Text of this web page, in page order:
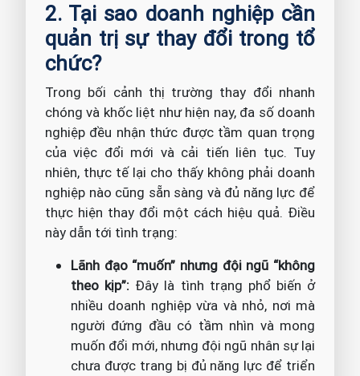
2. Tại sao doanh nghiệp cần
quản trị sự thay đổi trong tổ
chức?
Trong bối cảnh thị trường thay đổi nhanh
chóng và khốc liệt như hiện nay, đa số doanh
nghiệp đều nhận thức được tầm quan trọng
của việc đổi mới và cải tiến liên tục. Tuy
nhiên, thực tế lại cho thấy không phải doanh
nghiệp nào cũng sẵn sàng và đủ năng lực để
thực hiện thay đổi một cách hiệu quả. Điều
này dẫn tới tình trạng:
Lãnh đạo “muốn” nhưng đội ngũ “không
theo kịp”: Đây là tình trạng phổ biến ở
nhiều doanh nghiệp vừa và nhỏ, nơi mà
người đứng đầu có tầm nhìn và mong
muốn đổi mới, nhưng đội ngũ nhân sự lại
chưa được trang bị đủ năng lực để triển